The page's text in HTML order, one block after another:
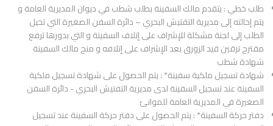
طلب خطي : يتقدم مالك السفينة بطلب شطب في ديوان المديرية العامة و
يتم إحالته إلى مديرية التفتيش البحري – دائرة السفن الصغيرة التي تحيل
الطلب إلى لجنة مشكلة للإشراف على إتلاف السفينة و التي بدورها ترفع
مقترح ترقين قيد الزورق بعد الإشراف على إتلافه و منح مالك السفينة
شهادة شطب
شهادة تسجيل ملكية سفينة* : يتم الحصول على شهادة تسجيل ملكية
السفينة عند تسجيل السفينة لدى مديرية التفتيش البحري - دائرة السفن
الصغيرة في المديرية العامة للموانئ
دفتر حركة السفينة* : يتم الحصول على دفتر حركة السفينة عند تسجيل